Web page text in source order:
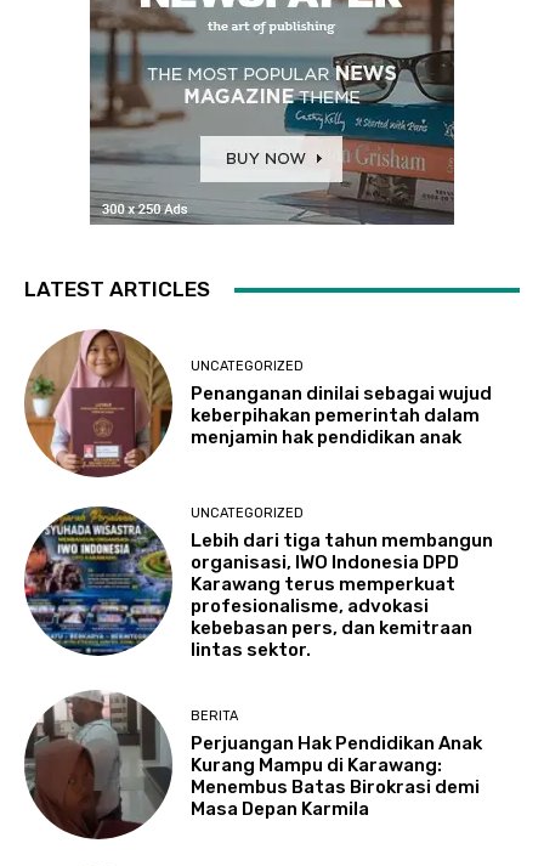
LATEST ARTICLES
UNCATEGORIZED
Penanganan dinilai sebagai wujud
keberpihakan pemerintah dalam
menjamin hak pendidikan anak
UNCATEGORIZED
Lebih dari tiga tahun membangun
organisasi, IWO Indonesia DPD
Karawang terus memperkuat
profesionalisme, advokasi
kebebasan pers, dan kemitraan
lintas sektor.
BERITA
Perjuangan Hak Pendidikan Anak
Kurang Mampu di Karawang:
Menembus Batas Birokrasi demi
Masa Depan Karmila